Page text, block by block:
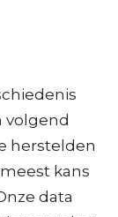
volgend
herstelden
kans
data